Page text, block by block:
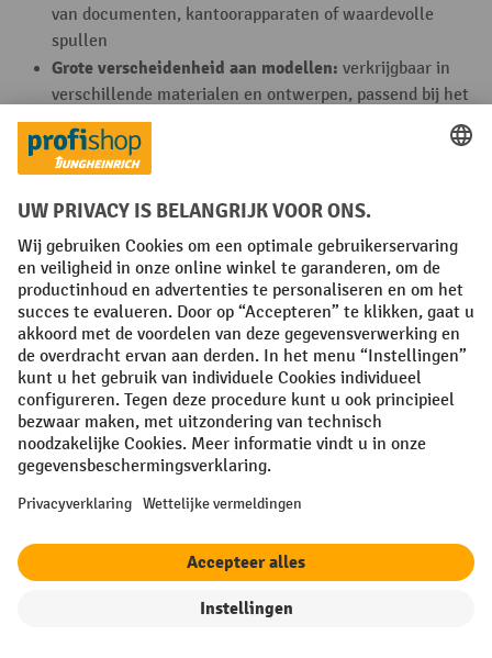
Sorteren op
van documenten, kantoorapparaten of waardevolle
spullen
Grote verscheidenheid aan modellen: verkrijgbaar in
verschillende materialen en ontwerpen, passend bij het
kantoordesign dat u al hebt
1. Kies de juiste afmetingen
Onze ladeblokken
voor kantoren zijn
verkrijgbaar in vele
verschillende
uitvoeringen. Om
ervoor te zorgen dat
u het juiste ladeblok
bestelt, dient u bij
uw keuze rekening te
volgende afmetingen:
modellen met een hoogte tot 70 cm passen
het tafelblad ongeveer even hoog zijn, kan de container